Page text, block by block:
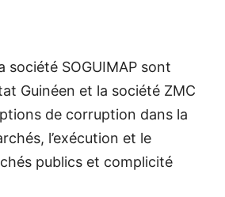
société SOGUIMAP sont
Guinéen et la société ZMC
de corruption dans la
l’exécution et le
publics et complicité